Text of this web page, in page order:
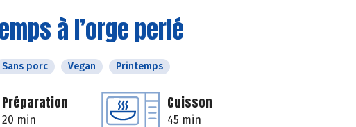
à l’orge perlé
Sans porc Vegan Printemps
Préparation
20 min
Cuisson
45 min